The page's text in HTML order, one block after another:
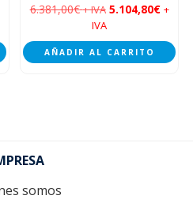
6.381,00€ + IVA 5.104,80€ +
IVA
AÑADIR AL CARRITO
somos